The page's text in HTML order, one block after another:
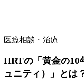
医療相談・治療
HRTの「黄金の10
ュニティ）」とは